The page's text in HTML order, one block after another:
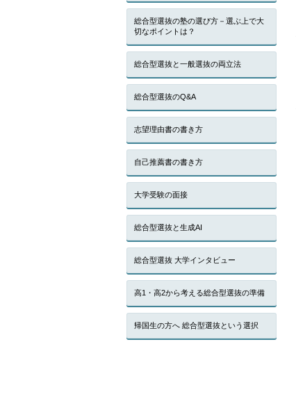
総合型選抜の塾の選び方－選ぶ上で大
切なポイントは？
総合型選抜と一般選抜の両立法
総合型選抜のQ&A
志望理由書の書き方
自己推薦書の書き方
大学受験の面接
総合型選抜と生成AI
総合型選抜 大学インタビュー
高1・高2から考える総合型選抜の準備
帰国生の方へ 総合型選抜という選択